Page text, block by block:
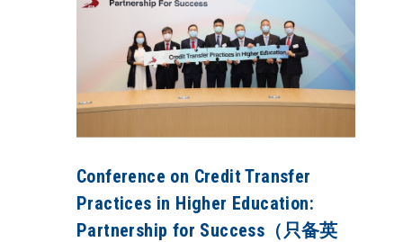
Conference on Credit Transfer
Practices in Higher Education:
Partnership for Success（只备英